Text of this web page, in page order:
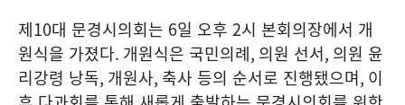
제10대 문경시의회는 6일 오후 2시 본회의장에서 개
원식을 가졌다. 개원식은 국민의례, 의원 선서, 의원 윤
리강령 낭독, 개원사, 축사 등의 순서로 진행됐으며, 이